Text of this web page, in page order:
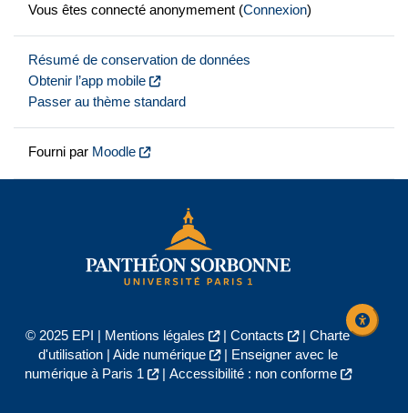
Vous êtes connecté anonymement (Connexion)
Résumé de conservation de données
Obtenir l’app mobile
Passer au thème standard
Fourni par Moodle
© 2025 EPI | Mentions légales | Contacts | Charte
d'utilisation| Aide numérique |
Enseigner avec le
numérique à Paris 1
| Accessibilité : non conforme